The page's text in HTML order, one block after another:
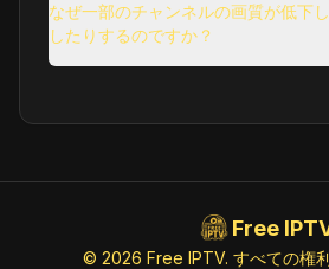
ID:
ono-x662c.amagi.tv/
kgfx/
なぜ一部のチャンネルの画質が低下
したりするのですか？
Free
© 2026 Free IPTV. すべての権利